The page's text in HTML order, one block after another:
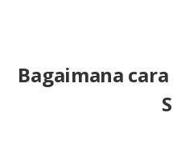
Bagaimana